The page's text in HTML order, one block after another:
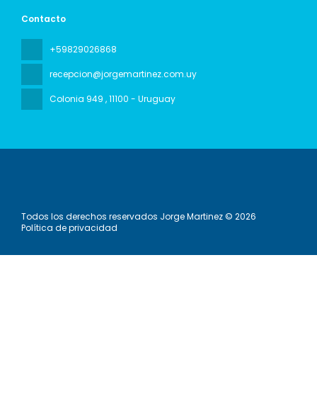
Contacto
+59829026868
recepcion@jorgemartinez.com.uy
Colonia 949 , 11100 - Uruguay
Todos los derechos reservados Jorge Martinez © 2026
Política de privacidad